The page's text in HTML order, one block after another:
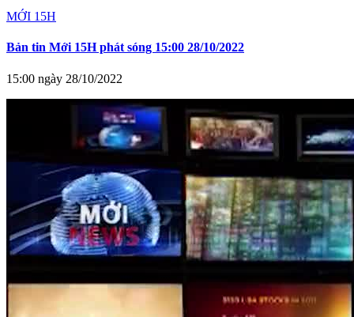
MỚI 15H
Bản tin Mới 15H phát sóng 15:00 28/10/2022
15:00 ngày 28/10/2022